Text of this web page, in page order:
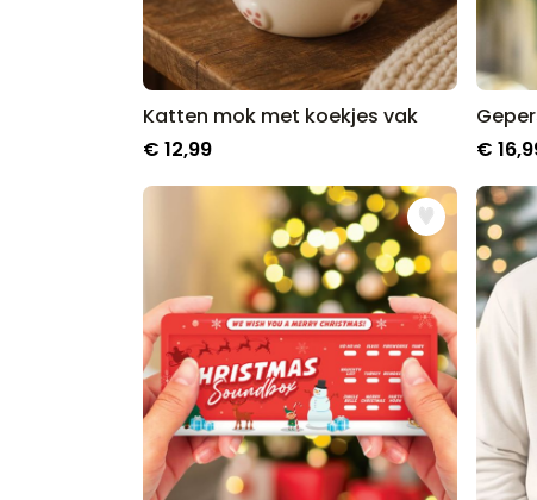
Katten mok met koekjes vak
€ 12,99
€